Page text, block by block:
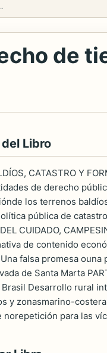
Tomo VI
de
Libro
CATASTRO Y
de derecho
los terrenos
pública de
CUIDADO,
de contenido
falsa promesa
de Santa Marta
Desarrollo rural
y zonasmarino-
norepetición para las